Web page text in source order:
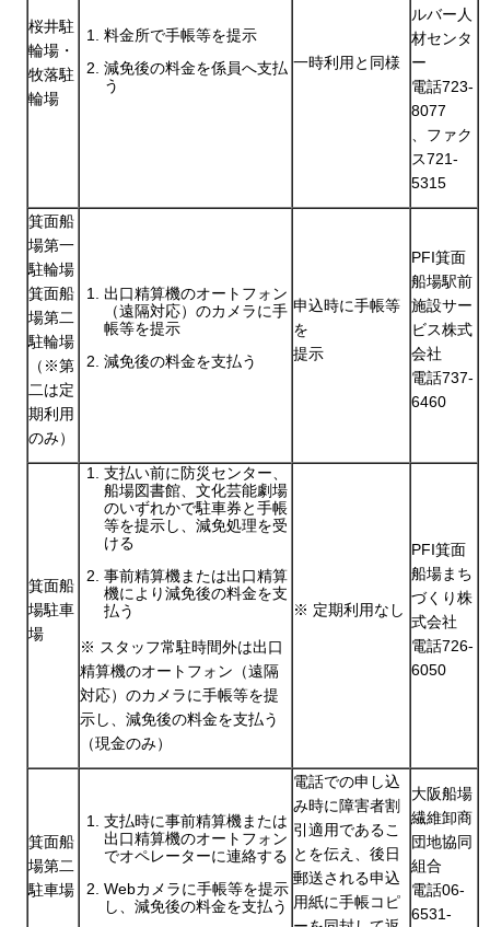
桜井駐
輪場・
牧落駐
輪場
料金所で手帳等を提示
減免後の料金を係員へ支払
う
一時利用と同様
ルバー人
材センタ
ー
電話723-
8077
、ファク
ス721-
5315
箕面船
場第一
駐輪場
箕面船
場第二
駐輪場
（※第
二は定
期利用
のみ）
出口精算機のオートフォン
（遠隔対応）のカメラに手
帳等を提示
減免後の料金を支払う
申込時に手帳等
を
提示
PFI箕面
船場駅前
施設サー
ビス株式
会社
電話737-
6460
箕面船
場駐車
場
支払い前に防災センター、
船場図書館、文化芸能劇場
のいずれかで駐車券と手帳
等を提示し、減免処理を受
ける
事前精算機または出口精算
機により減免後の料金を支
払う
※ スタッフ常駐時間外は出口
精算機のオートフォン（遠隔
対応）のカメラに手帳等を提
示し、減免後の料金を支払う
（現金のみ）
※ 定期利用なし
PFI箕面
船場まち
づくり株
式会社
電話726-
6050
箕面船
場第二
駐車場
支払時に事前精算機または
出口精算機のオートフォン
でオペレーターに連絡する
Webカメラに手帳等を提示
し、減免後の料金を支払う
電話での申し込
み時に障害者割
引適用であるこ
とを伝え、後日
郵送される申込
用紙に手帳コピ
大阪船場
繊維卸商
団地協同
組合
電話06-
6531-